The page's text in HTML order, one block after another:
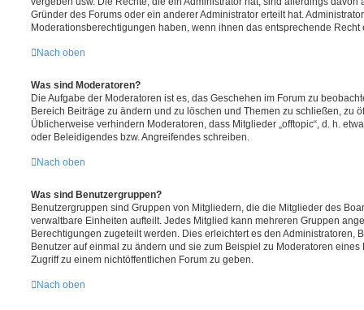
Gründer des Forums oder ein anderer Administrator erteilt hat.
Moderationsberechtigungen haben, wenn ihnen das entsprechende Recht
Nach oben
Was sind Moderatoren?
Die Aufgabe der Moderatoren ist es, das Geschehen im Forum zu
Bereich Beiträge zu ändern und zu löschen und Themen zu schließen, zu
Üblicherweise verhindern Moderatoren, dass Mitglieder „offtopic“, d. h.
oder Beleidigendes bzw. Angreifendes schreiben.
Nach oben
Was sind Benutzergruppen?
Benutzergruppen sind Gruppen von Mitgliedern, die die Mitglieder des
verwaltbare Einheiten aufteilt. Jedes Mitglied kann mehreren Gruppen
Berechtigungen zugeteilt werden. Dies erleichtert es den Administratoren,
Benutzer auf einmal zu ändern und sie zum Beispiel zu Moderatoren
Zugriff zu einem nichtöffentlichen Forum zu geben.
Nach oben